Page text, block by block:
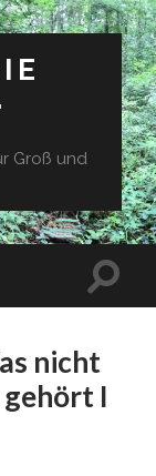
Groß und
nicht
I